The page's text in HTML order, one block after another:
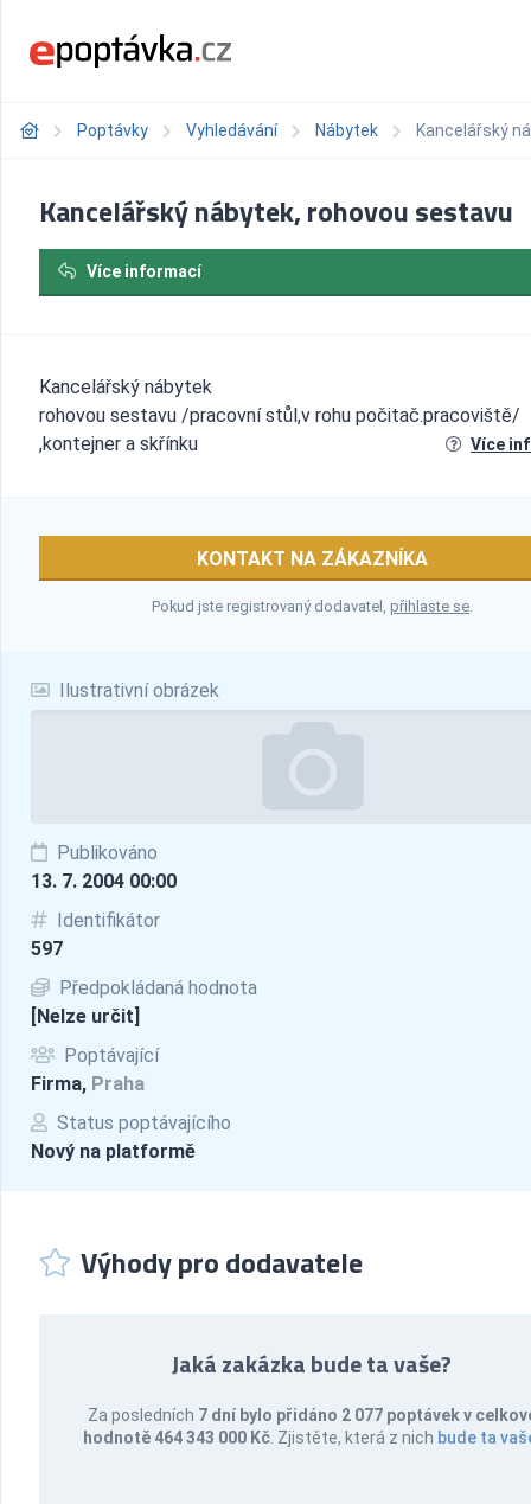
Poptávky Vyhledávání Nábytek Kancelářský
Ilustrativní obrázek
Publikováno
13. 7. 2004 00:00
Identifikátor
597
Předpokládaná hodnota
[Nelze určit]
Poptávající
Firma, Praha
Status poptávajícího
Nový na platformě
Kancelářský nábytek, rohovou sestavu
Více informací
Kancelářský nábytek
rohovou sestavu /pracovní stůl,v rohu počitač.pracoviště/
,kontejner a skřínku
Více
KONTAKT NA ZÁKAZNÍKA
Pokud jste registrovaný dodavatel, přihlaste se.
Výhody pro dodavatele
Jaká zakázka bude ta vaše?
Za posledních 7 dní bylo přidáno 2 077 poptávek v
hodnotě 464 343 000 Kč . Zjistěte, která z nich bude ta